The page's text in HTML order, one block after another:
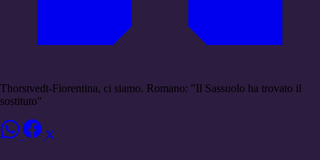
Thorstvedt-Fiorentina, ci siamo. Romano: "Il Sassuolo ha trovato il
sostituto"